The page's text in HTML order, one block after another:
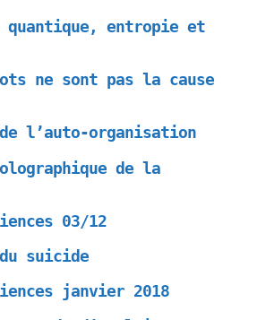
quantique, entropie et
ne sont pas la cause
l’auto-organisation
de la
03/12
suicide
janvier 2018